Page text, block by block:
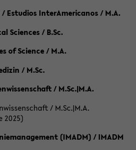
Estudios InterAmericanos / M.A.
Sciences / B.Sc.
of Science / M.A.
/ M.Sc.
/ M.Sc.|M.A.
/ M.Sc.|M.A.
2025)
(IMADM) / IMADM